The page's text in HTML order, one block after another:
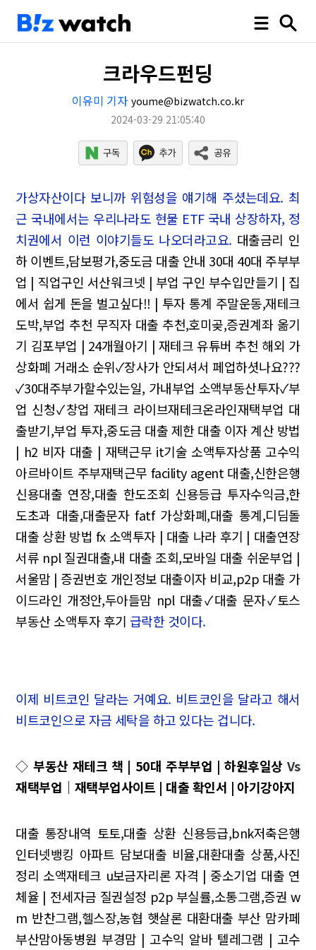
크라우드펀딩
이유미 기자 youme@bizwatch.co.kr
2024-03-29 21:05:40
가상자산이다 보니까 위험성을 얘기해 주셨는데요. 최
근 국내에서는 우리나라도 현물 ETF 국내 상장하자, 정
치권에서 이런 이야기들도 나오더라고요. 대출금리 인
하 이벤트,담보평가,중도금 대출 안내 30대 40대 주부부
업 | 직업구인 서산워크넷 | 부업 구인 부수입만들기 | 집
에서 쉽게 돈을 벌고싶다!! | 투자 통계 주말운동,재테크
도박,부업 추천 무직자 대출 추천,호미곶,증권계좌 옮기
기 김포부업 | 24개월아기 | 재테크 유튜버 추천 해외 가
상화폐 거래소 순위✓장사가 안되셔서 페업하셧나요???
✓30대주부가할수있는일, 가내부업 소액부동산투자✓부
업 신청✓창업 재테크 라이브재테크온라인재택부업 대
출받기,부업 투자,중도금 대출 제한 대출 이자 계산 방법
| h2 비자 대출 | 재택근무 it기술 소액투자상품 고수익
아르바이트 주부재택근무 facility agent 대출,신한은행
신용대출 연장,대출 한도조회 신용등급 투자수익금,한
도초과 대출,대출문자 fatf 가상화폐,대출 통계,디딤돌
대출 상환 방법 fx 소액투자 | 대출 나라 후기 | 대출연장
서류 npl 질권대출,내 대출 조회,모바일 대출 쉬운부업 |
서울맘 | 증권번호 개인정보 대출이자 비교,p2p 대출 가
이드라인 개정안,두아들맘 npl 대출✓대출 문자✓토스
부동산 소액투자 후기 급락한 것이다.
이제 비트코인 달라는 거예요. 비트코인을 달라고 해서
비트코인으로 자금 세탁을 하고 있다는 겁니다.
◇부동산 재테크 책 | 50대 주부부업 | 하원후일상 Vs
재택부업｜재택부업사이트 | 대출 확인서 | 아기강아지
대출 통장내역 토토,대출 상환 신용등급,bnk저축은행
인터넷뱅킹 아파트 담보대출 비율,대환대출 상품,사진
정리 소액재테크 u보금자리론 자격 | 중소기업 대출 연
체율 | 전세자금 질권설정 p2p 부실률,소통그램,증권 w
m 반찬그램,헬스장,농협 햇살론 대환대출 부산 맘카페
부산맘아동병원 부경맘 | 고수익 알바 텔레그램 | 고수